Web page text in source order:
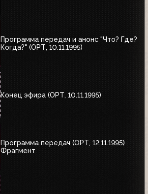
Программа передач и анонс "Что? Где?
Когда?" (ОРТ, 10.11.1995)
Конец эфира (ОРТ, 10.11.1995)
Программа передач (ОРТ, 12.11.1995)
Фрагмент